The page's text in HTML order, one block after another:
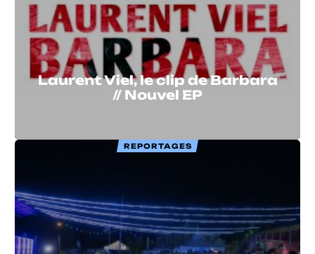
Laurent Viel, le clip de Barbara
// Nouvel EP
REPORTAGES